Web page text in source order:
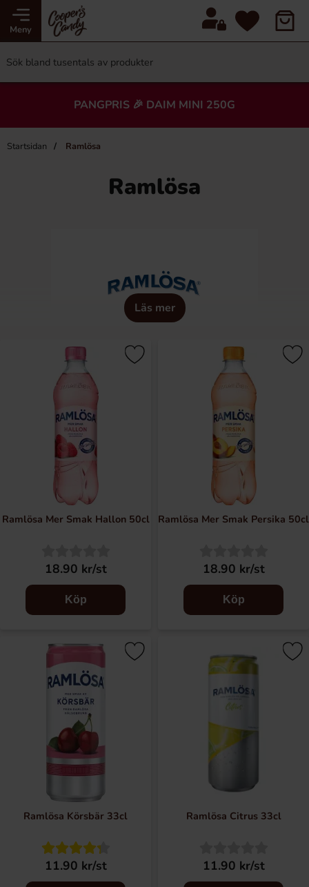
Meny
PANGPRIS 🎉 DAIM MINI 250G
Startsidan Ramlösa
Ramlösa
Läs mer
Ramlösa är Sveriges naturliga mineralvatten med
traditioner sedan 1707. Naturligt mineralvatten är den
finaste beteckningen ett vatten kan få. Mineralvattnet från
Ramlösa Hälsobrunn får sin goda smak av mineraler och
salter när det vandrar genom de skånska ängarna och
berggrunden. En törstsläckare direkt från naturen, tappad
vid källan och lätt uppfriskad med kolsyra. De erbjuder
olika smaker av bär och frukt.
Ramlösa Mer Smak Hallon 50cl
18.90 kr/st
Köp
Ramlösa Mer Smak Persika 50cl
18.90 kr/st
Köp
Ramlösa Körsbär 33cl
11.90 kr/st
Ramlösa Citrus 33cl
11.90 kr/st